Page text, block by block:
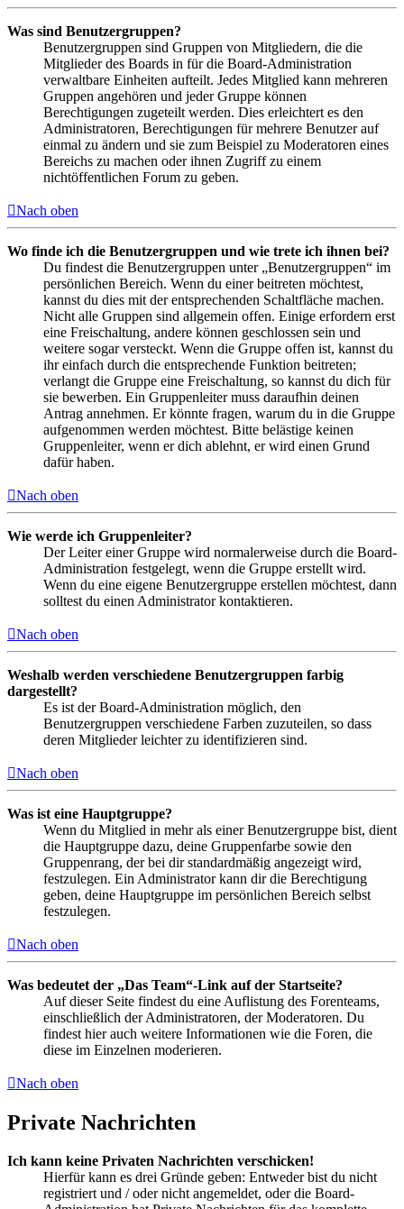
Was sind Benutzergruppen?
Benutzergruppen sind Gruppen von Mitgliedern, die die
Mitglieder des Boards in für die Board-Administration
verwaltbare Einheiten aufteilt. Jedes Mitglied kann mehreren
Gruppen angehören und jeder Gruppe können
Berechtigungen zugeteilt werden. Dies erleichtert es den
Administratoren, Berechtigungen für mehrere Benutzer auf
einmal zu ändern und sie zum Beispiel zu Moderatoren eines
Bereichs zu machen oder ihnen Zugriff zu einem
nichtöffentlichen Forum zu geben.
Nach oben
Wo finde ich die Benutzergruppen und wie trete ich ihnen bei?
Du findest die Benutzergruppen unter „Benutzergruppen“ im
persönlichen Bereich. Wenn du einer beitreten möchtest,
kannst du dies mit der entsprechenden Schaltfläche machen.
Nicht alle Gruppen sind allgemein offen. Einige erfordern erst
eine Freischaltung, andere können geschlossen sein und
weitere sogar versteckt. Wenn die Gruppe offen ist, kannst du
ihr einfach durch die entsprechende Funktion beitreten;
verlangt die Gruppe eine Freischaltung, so kannst du dich für
sie bewerben. Ein Gruppenleiter muss daraufhin deinen
Antrag annehmen. Er könnte fragen, warum du in die Gruppe
aufgenommen werden möchtest. Bitte belästige keinen
Gruppenleiter, wenn er dich ablehnt, er wird einen Grund
dafür haben.
Nach oben
Wie werde ich Gruppenleiter?
Der Leiter einer Gruppe wird normalerweise durch die Board-
Administration festgelegt, wenn die Gruppe erstellt wird.
Wenn du eine eigene Benutzergruppe erstellen möchtest, dann
solltest du einen Administrator kontaktieren.
Nach oben
Weshalb werden verschiedene Benutzergruppen farbig
dargestellt?
Es ist der Board-Administration möglich, den
Benutzergruppen verschiedene Farben zuzuteilen, so dass
deren Mitglieder leichter zu identifizieren sind.
Nach oben
Was ist eine Hauptgruppe?
Wenn du Mitglied in mehr als einer Benutzergruppe bist, dient
die Hauptgruppe dazu, deine Gruppenfarbe sowie den
Gruppenrang, der bei dir standardmäßig angezeigt wird,
festzulegen. Ein Administrator kann dir die Berechtigung
geben, deine Hauptgruppe im persönlichen Bereich selbst
festzulegen.
Nach oben
Was bedeutet der „Das Team“-Link auf der Startseite?
Auf dieser Seite findest du eine Auflistung des Forenteams,
einschließlich der Administratoren, der Moderatoren. Du
findest hier auch weitere Informationen wie die Foren, die
diese im Einzelnen moderieren.
Nach oben
Private Nachrichten
Ich kann keine Privaten Nachrichten verschicken!
Hierfür kann es drei Gründe geben: Entweder bist du nicht
registriert und / oder nicht angemeldet, oder die Board-